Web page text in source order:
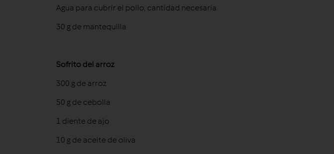
Agua para cubrir el pollo, cantidad necesaria
30 g de mantequilla
Sofrito del arroz
300 g de arroz
50 g de cebolla
1 diente de ajo
10 g de aceite de oliva